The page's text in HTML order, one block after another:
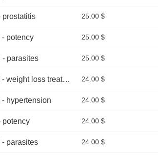
prostatitis 25.00 $
potency 25.00 $
parasites 25.00 $
loss treatment 24.00 $
hypertension 24.00 $
potency 24.00 $
parasites 24.00 $